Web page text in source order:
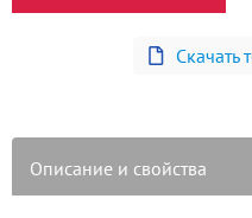
Скачать
Описание и свойства